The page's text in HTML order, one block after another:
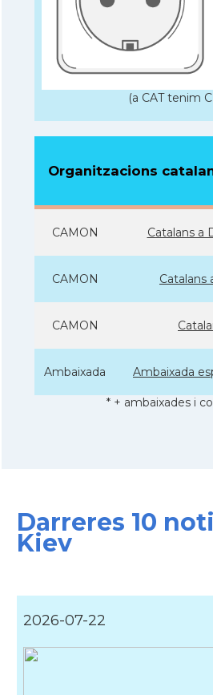
(a CAT tenim
Organitzacions
CAMON Catalans a
CAMON Catalans
CAMON
Ambaixada Ambaixada
* + ambaixades i
Darreres 10
Kiev
2026-07-22